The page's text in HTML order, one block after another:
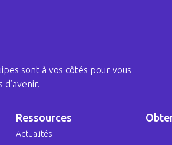
sont à vos côtés pour vous
Ressources
Actualités